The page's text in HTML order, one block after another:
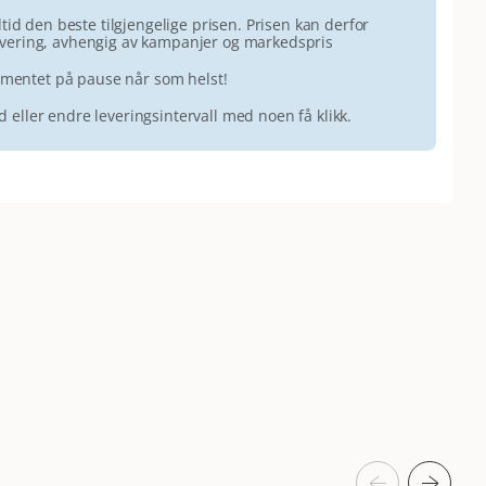
den beste tilgjengelige prisen. Prisen kan derfor
avhengig av kampanjer og markedspris
på pause når som helst!
eller endre leveringsintervall med noen få klikk.